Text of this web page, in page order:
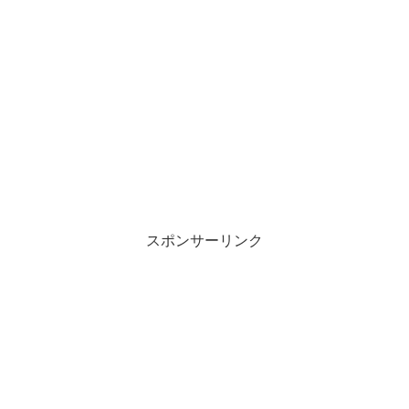
スポンサーリンク